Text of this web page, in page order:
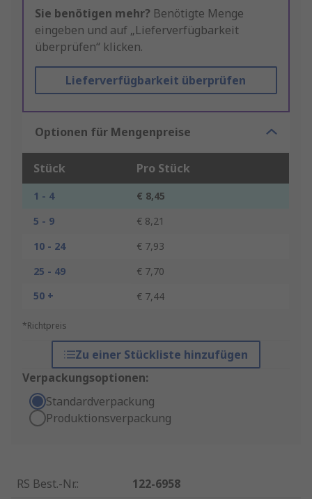
Sie benötigen mehr? Benötigte Menge
eingeben und auf „Lieferverfügbarkeit
überprüfen“ klicken.
Lieferverfügbarkeit überprüfen
Optionen für Mengenpreise
Stück Pro Stück
1 - 4
€ 8,45
5 - 9
€ 8,21
10 - 24
€ 7,93
25 - 49
€ 7,70
50 +
€ 7,44
*Richtpreis
Zu einer Stückliste hinzufügen
Verpackungsoptionen:
Standardverpackung
Produktionsverpackung
RS Best.-Nr.:
122-6958